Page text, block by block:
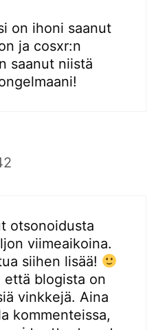
on ihoni saanut
ja cosxr:n
saanut niistä
otsonoidusta
viimeaikoina.
siihen lisää!
että blogista on
vinkkejä. Aina
kommenteissa,